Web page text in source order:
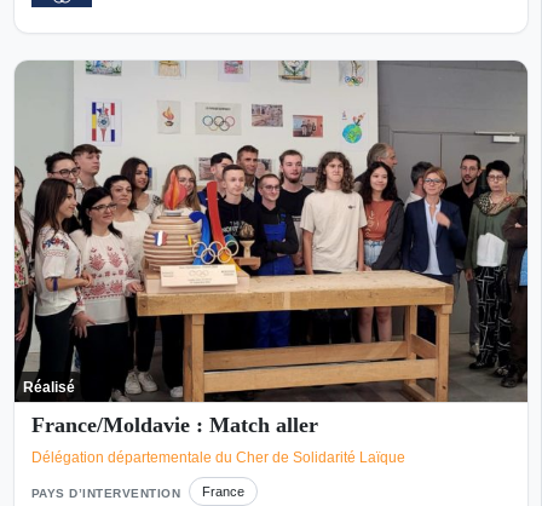
Réalisé
France/Moldavie : Match aller
Délégation départementale du Cher de Solidarité Laïque
PAYS D’INTERVENTION France